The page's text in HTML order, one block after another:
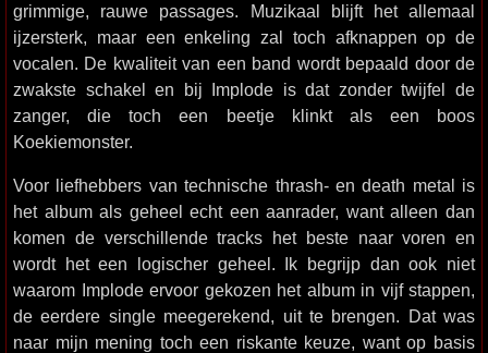
grimmige, rauwe passages. Muzikaal blijft het allemaal
ijzersterk, maar een enkeling zal toch afknappen op de
vocalen. De kwaliteit van een band wordt bepaald door de
zwakste schakel en bij Implode is dat zonder twijfel de
zanger, die toch een beetje klinkt als een boos
Koekiemonster.
Voor liefhebbers van technische thrash- en death metal is
het album als geheel echt een aanrader, want alleen dan
komen de verschillende tracks het beste naar voren en
wordt het een logischer geheel. Ik begrijp dan ook niet
waarom Implode ervoor gekozen het album in vijf stappen,
de eerdere single meegerekend, uit te brengen. Dat was
naar mijn mening toch een riskante keuze, want op basis